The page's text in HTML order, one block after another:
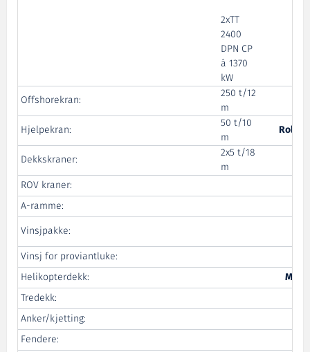
2xTT
2400
DPN CP
á 1370
kW
Offshorekran:
250 t/12
m
Hjelpekran:
50 t/10
m
Rolls-
Dekkskraner:
2x5 t/18
m
ROV kraner:
A-ramme:
Vinsjpakke:
Vinsj for proviantluke:
Helikopterdekk:
Tredekk:
Anker/kjetting:
Fendere: